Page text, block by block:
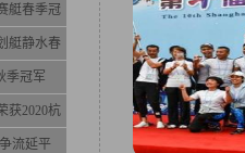
艇春季冠
艇静水春
季冠军
获2020杭
流延平